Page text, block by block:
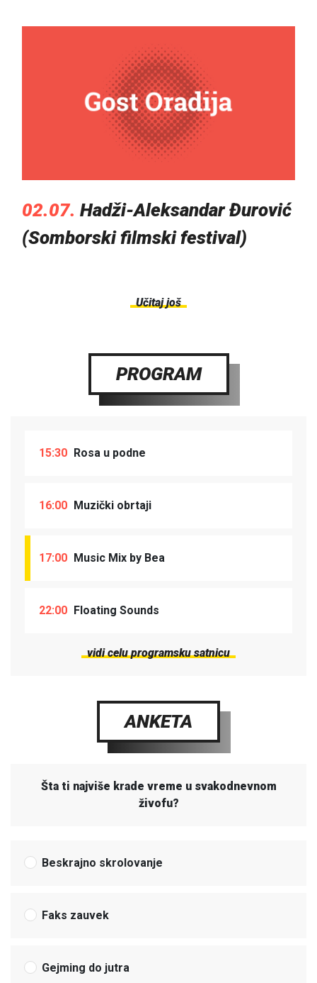
02.07. Hadži-Aleksandar Đurović
(Somborski filmski festival)
Učitaj još
PROGRAM
15:30 Rosa u podne
16:00 Muzički obrtaji
17:00 Music Mix by Bea
22:00 Floating Sounds
vidi celu programsku satnicu
ANKETA
Šta ti najviše krade vreme u svakodnevnom
živofu?
Beskrajno skrolovanje
Faks zauvek
Gejming do jutra